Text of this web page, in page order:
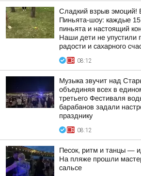
Сладкий взрыв эмоций!
Пиньята-шоу: каждые
пиньята и настоящий
Наши дети не упустили
радости и сахарного
08:12
Музыка звучит над
объединяя всех в
третьего Фестиваля
барабанов задали
празднику
08:12
Песок, ритм и танцы —
На пляже прошли
сальсе